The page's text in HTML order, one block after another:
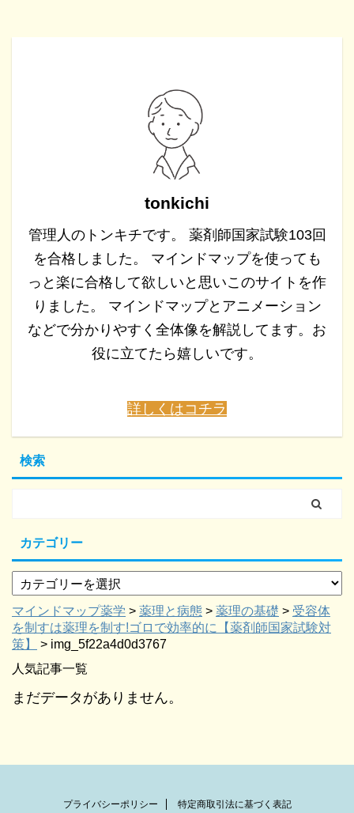
tonkichi
管理人のトンキチです。 薬剤師国家試験103回
を合格しました。 マインドマップを使っても
っと楽に合格して欲しいと思いこのサイトを作
りました。 マインドマップとアニメーション
などで分かりやすく全体像を解説してます。お
役に立てたら嬉しいです。
詳しくはコチラ
検索
カテゴリー
マインドマップ薬学 > 薬理と病態 > 薬理の基礎 > 受容体
を制すは薬理を制す!ゴロで効率的に【薬剤師国家試験対
策】
> img_5f22a4d0d3767
人気記事一覧
まだデータがありません。
プライバシーポリシー 特定商取引法に基づく表記